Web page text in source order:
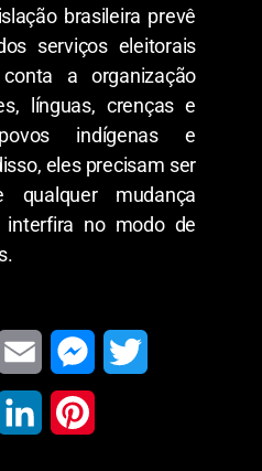
brasileira prevê
serviços eleitorais
a organização
línguas, crenças e
indígenas e
eles precisam ser
qualquer mudança
interfira no modo de
m